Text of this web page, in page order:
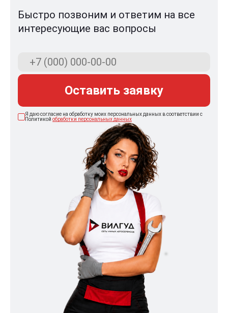
Быстро позвоним и ответим на все
интересующие вас вопросы
Оставить заявку
Я даю согласие на обработку моих персональных данных в соответствии с
Политикой обработки персональных данных